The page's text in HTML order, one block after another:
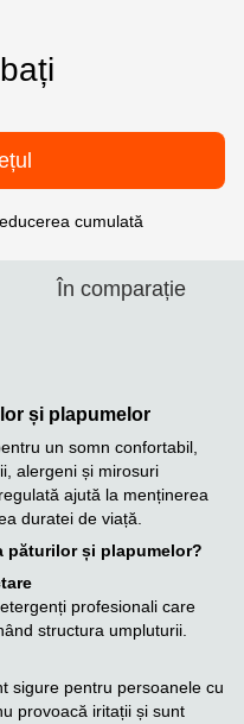
cumulată
În comparație
și plapumelor
un somn confortabil,
alergeni și mirosuri
ajută la menținerea
duratei de viață.
păturilor și plapumelor?
profesionali care
structura umpluturii.
sigure pentru persoanele cu
provoacă iritații și sunt